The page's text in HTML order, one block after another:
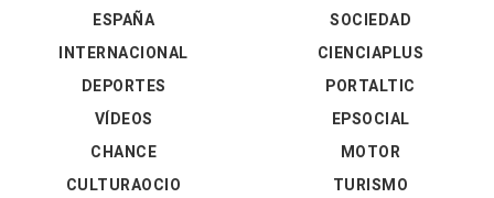
ESPAÑA
INTERNACIONAL
DEPORTES
VÍDEOS
SOCIEDAD
CIENCIAPLUS
PORTALTIC
EPSOCIAL
CHANCE
CULTURAOCIO
MOTOR
TURISMO